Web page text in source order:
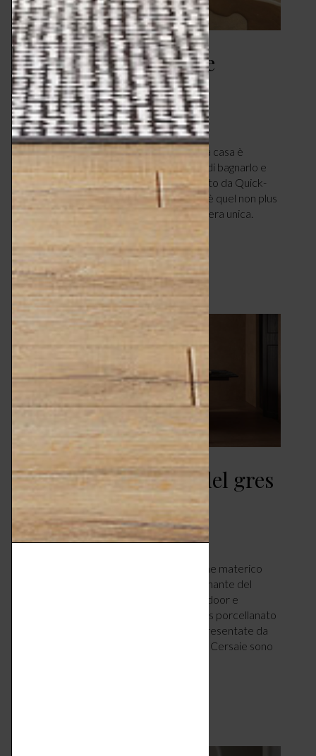
Un parquet resistente
all’acqua
CASA NOVEMBRE 8, 2024
Il sogno di un pavimento in legno in tutta la casa è
possibile senza doversi più preoccupare di bagnarlo e
rovinarlo: non è magia ma il parquet firmato da Quick-
Step. L’eleganza di un pavimento in legno è quel non plus
ultra che dona a ogni ambiente un’atmosfera unica.
L’unico inconveniente…
LEGGI ARTICOLO
L’eclettica eleganza del gres
porcellanato
CASA OTTOBRE 11, 2024
Dalla lucentezza dell’alabastro allo charme materico
della pietra, passando per il décor affascinante del
canneté fino a una nuova linea di arredi indoor e
outdoor: Casalgrande Padana porta il gres porcellanato
verso nuovi orizzonti stilistici. Le novità presentate da
Casalgrande Padana all’ultima edizione di Cersaie sono